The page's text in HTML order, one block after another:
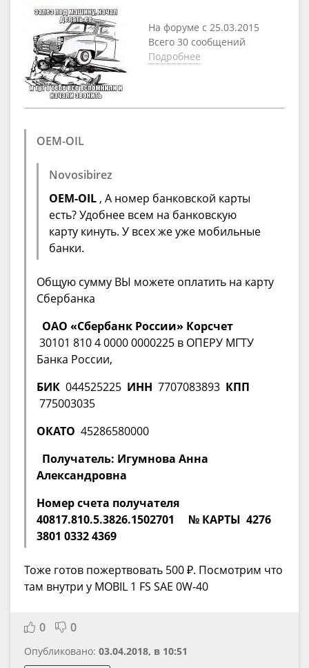
На форуме с 25.03.2015
Всего 30 сообщений
Подробнее
OEM-OIL
Novosibirez
OEM-OIL , А номер банковской карты
есть? Удобнее всем на банковскую
карту кинуть. У всех же уже мобильные
банки.
Общую сумму ВЫ можете оплатить на карту
Сбербанка
ОАО «Сбербанк России» Корсчет
30101 810 4 0000 0000225 в ОПЕРУ МГТУ
Банка России,
БИК 044525225 ИНН 7707083893 КПП
775003035
ОКАТО 45286580000
Получатель: Игумнова Анна
Александровна
Номер счета получателя
40817.810.5.3826.1502701
№ КАРТЫ 4276
3801 0332 4369
Тоже готов пожертвовать 500 ₽. Посмотрим что
там внутри у MOBIL 1 FS SAE 0W-40
0 0
Опубликовано: 03.04.2018, в 10:51